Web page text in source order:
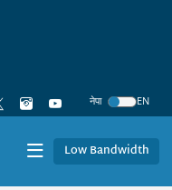
नेपा
EN
Low Bandwidth